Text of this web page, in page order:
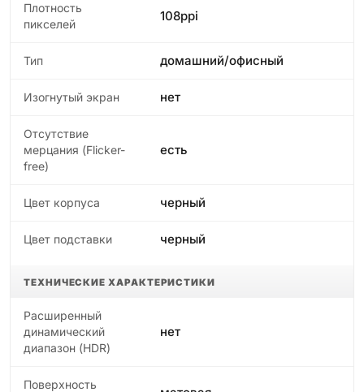
Плотность
пикселей
108ppi
Тип домашний/офисный
Изогнутый экран нет
Отсутствие
мерцания (Flicker-
free)
есть
Цвет корпуса черный
Цвет подставки черный
ТЕХНИЧЕСКИЕ ХАРАКТЕРИСТИКИ
Расширенный
динамический
диапазон (HDR)
нет
Поверхность